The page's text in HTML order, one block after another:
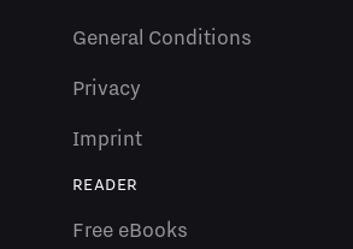
General Conditions
Privacy
Imprint
READER
Free eBooks